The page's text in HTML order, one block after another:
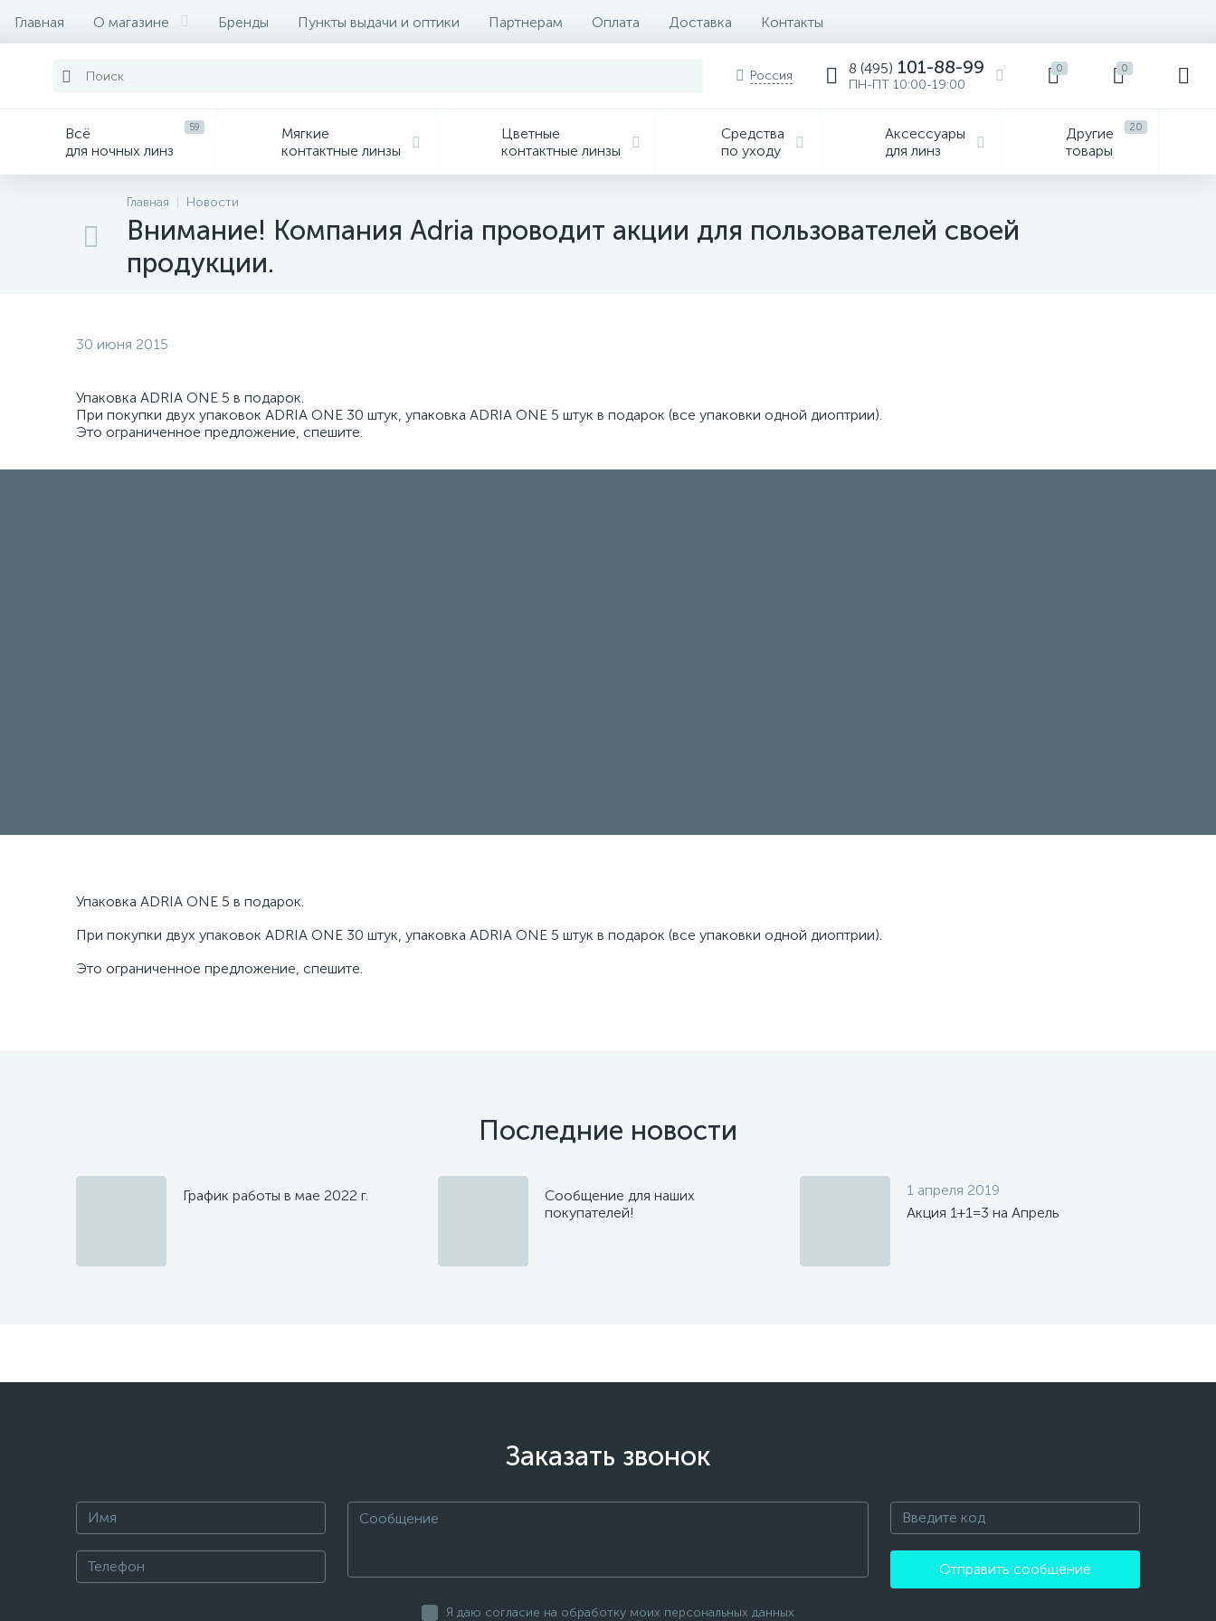
Главная О магазине Бренды Пункты выдачи и оптики Партнерам Оплата Доставка Контакты
Россия 8 (495) 101-88-99
ПН-ПТ 10:00-19:00
0 0
Всё
для ночных линз
59
Мягкие
контактные линзы
Цветные
контактные линзы
Средства
по уходу
Аксессуары
для линз
Другие
товары
20
Главная Новости
Внимание! Компания Adriа проводит акции для пользователей своей
продукции.
30 июня 2015
Упаковка ADRIA ONE 5 в подарок.
При покупки двух упаковок ADRIA ONE 30 штук, упаковка ADRIA ONE 5 штук в подарок (все упаковки одной диоптрии).
Это ограниченное предложение, спешите.
Упаковка ADRIA ONE 5 в подарок.
При покупки двух упаковок ADRIA ONE 30 штук, упаковка ADRIA ONE 5 штук в подарок (все упаковки одной диоптрии).
Это ограниченное предложение, спешите.
Последние новости
График работы в мае 2022 г.
Сообщение для наших
покупателей!
1 апреля 2019
Акция 1+1=3 на Апрель
Заказать звонок
Отправить сообщение
Я даю согласие на обработку моих персональных данных